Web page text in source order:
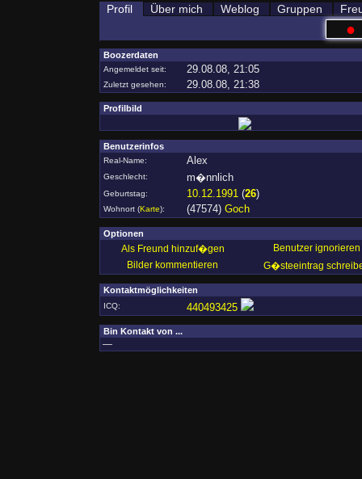
Profil Über mich Weblog Gruppen
●
Boozerdaten
Angemeldet seit: 29.08.08, 21:05
Zuletzt gesehen: 29.08.08, 21:38
Profilbild
Benutzerinfos
Real-Name: Alex
Geschlecht: m�nnlich
Geburtstag: 10.12.1991 (26)
Wohnort (Karte): (47574) Goch
Optionen
Als Freund hinzuf�gen
Benutzer ignorieren
Bilder kommentieren
G�steeintrag
Kontaktmöglichkeiten
ICQ: 440493425
Bin Kontakt von ...
—